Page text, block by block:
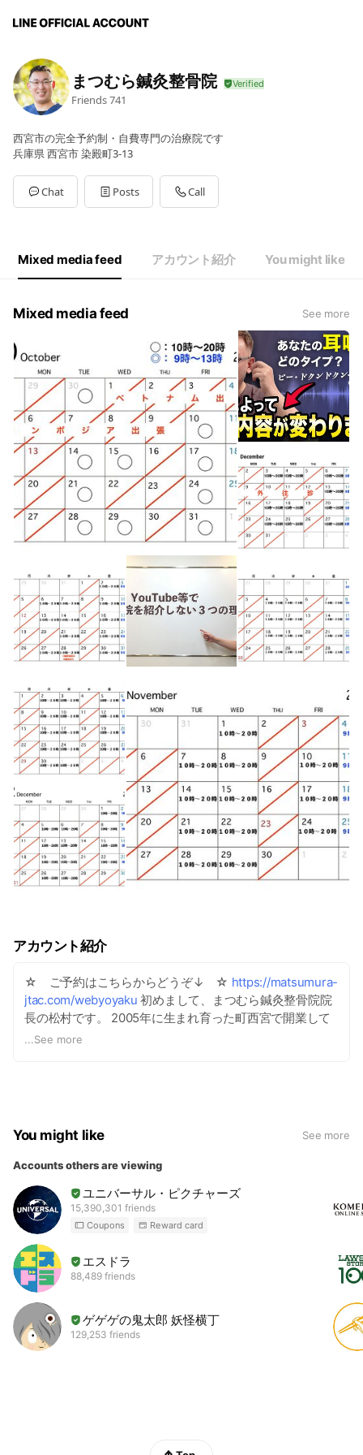
まつむら鍼灸整骨院
Friends741
西宮市の完全予約制・自費専門の治療院です
兵庫県 西宮市 染殿町3-13
Chat Posts Call
Mixed media feed アカウント紹介 You might like
Mixed media feed See more
アカウント紹介
☆ ご予約はこちらからどうぞ↓ ☆ https://matsumura-
jtac.com/webyoyaku 初めまして、まつむら鍼灸整骨院院
長の松村です。 2005年に生まれ育った町西宮で開業して
から、 ・肩こりがひどすぎて、何もやる気にならない ・
の原因を改善していないからなのです。 私が提供させてい
ただいている治療では、患者さんがお悩みの症状の原因を
させていただいております。 最近は、西宮市の方はもちろ
んのこと、お隣りの芦屋市や尼崎市にお住まいの方や、神
戸や姫路からわざわざ電車に乗って受診される方も増えて
きました。 まだまだこれからも精進して参ります。 肩こ
りや腰痛、坐骨神経痛やヘルニアなど、身体のことでお悩
みならぜひご相談ください。 ネット予約はこちら↓
https://matsumura-jtac.com/webyoyaku
...See more
You might like See more
Accounts others are viewing
ユニバーサル・ピクチャーズ
15,390,301 friends
Coupons Reward card
エスドラ
88,489 friends
ゲゲゲの鬼太郎 妖怪横丁
129,253 friends